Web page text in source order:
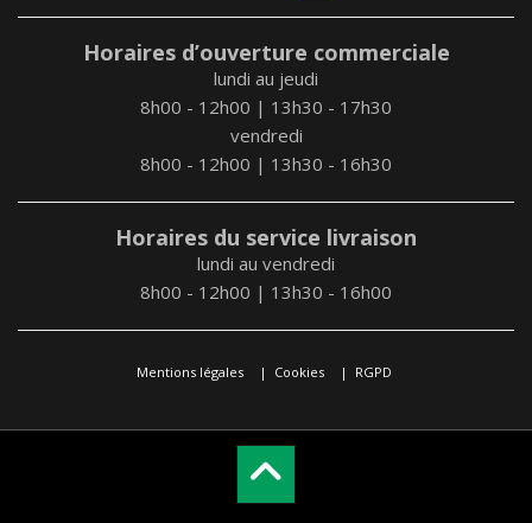
Horaires d’ouverture commerciale
lundi au jeudi
8h00 - 12h00 | 13h30 - 17h30
vendredi
8h00 - 12h00 | 13h30 - 16h30
Horaires du service livraison
lundi au vendredi
8h00 - 12h00 | 13h30 - 16h00
Mentions légales Cookies RGPD